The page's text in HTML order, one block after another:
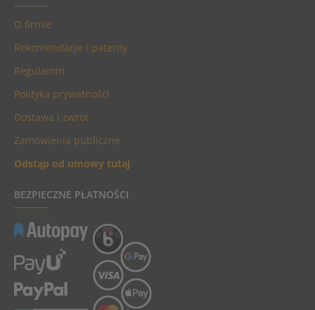
O firmie
Rekomendacje i patenty
Regulamin
Polityka prywatności
Dostawa i zwrot
Zamówienia publiczne
Odstąp od umowy tutaj
BEZPIECZNE PŁATNOŚCI